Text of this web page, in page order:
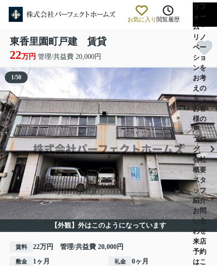
お気に入り 閲覧履歴
リフ
ォー
ム・
リノ
ベー
ショ
ンを
お考
えの
方
お客
様の
声
ブロ
グ
会社
概要
スタ
ッフ
紹介
お問
い合
わせ
来店
予約
はこ
東香里園町戸建 賃貸
22万円 管理/共益費 20,000円
【外観】外はこのようになっています
1/50
賃料 22万円 管理/共益費 20,000円
敷金 1ヶ月 礼金 0ヶ月